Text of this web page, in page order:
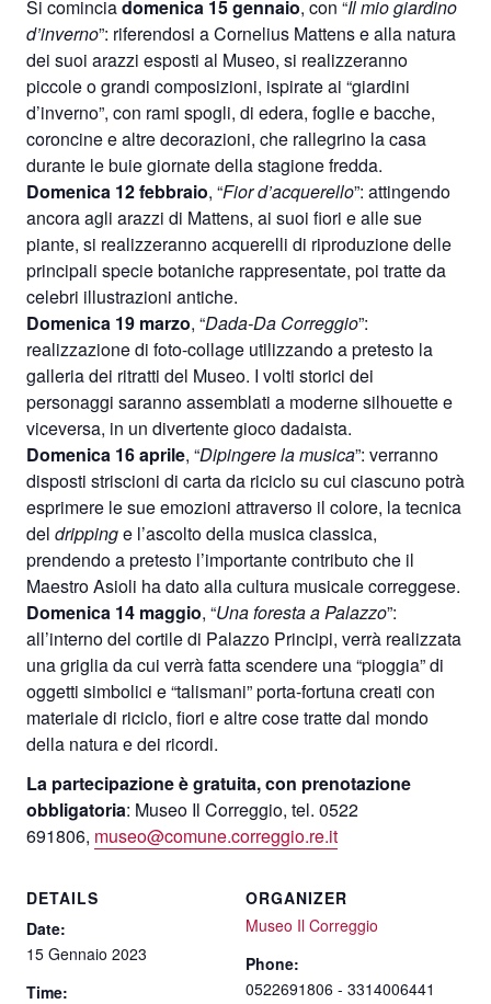
Si cominciadomenica 15 gennaio, con “Il mio giardino
d’inverno”: riferendosi a Cornelius Mattens e alla natura
dei suoi arazzi esposti al Museo, si realizzeranno
piccole o grandi composizioni, ispirate ai “giardini
d’inverno”, con rami spogli, di edera, foglie e bacche,
coroncine e altre decorazioni, che rallegrino la casa
durante le buie giornate della stagione fredda.
Domenica 12 febbraio, “Fior d’acquerello”: attingendo
ancora agli arazzi di Mattens, ai suoi fiori e alle sue
piante, si realizzeranno acquerelli di riproduzione delle
principali specie botaniche rappresentate, poi tratte da
celebri illustrazioni antiche.
Domenica 19 marzo, “Dada-Da Correggio”:
realizzazione di foto-collage utilizzando a pretesto la
galleria dei ritratti del Museo. I volti storici dei
personaggi saranno assemblati a moderne silhouette e
viceversa, in un divertente gioco dadaista.
Domenica 16 aprile, “Dipingere la musica”: verranno
disposti striscioni di carta da riciclo su cui ciascuno potrà
esprimere le sue emozioni attraverso il colore, la tecnica
del drippinge l’ascolto della musica classica,
prendendo a pretesto l’importante contributo che il
Maestro Asioli ha dato alla cultura musicale correggese.
Domenica 14 maggio, “Una foresta a Palazzo”:
all’interno del cortile di Palazzo Principi, verrà realizzata
una griglia da cui verrà fatta scendere una “pioggia” di
oggetti simbolici e “talismani” porta-fortuna creati con
materiale di riciclo, fiori e altre cose tratte dal mondo
della natura e dei ricordi.
La partecipazione è gratuita, con prenotazione
obbligatoria: Museo Il Correggio, tel. 0522
691806, museo@comune.correggio.re.it
DETAILS
Date:
15 Gennaio 2023
Time:
ORGANIZER
Museo Il Correggio
Phone:
0522691806 - 3314006441